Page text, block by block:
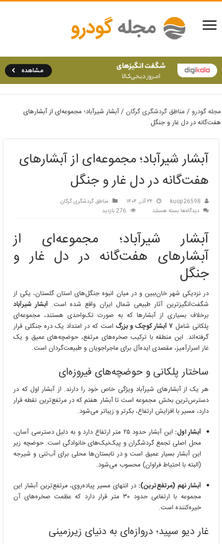
مجله گودرو / مناطق گردشگری گرگان/آبشار شیرآباد؛ مجموعه‌ای از آبشارهای
هفت‌گانه در دل غار و جنگل
آبشار شیرآباد؛ مجموعه‌ای از آبشارهای
هفت‌گانه در دل غار و جنگل
kuop26598 ۲۴ آذر, ۱۴۰۴
مناطق گردشگری گرگان
دیدگاه‌هابرای
مجموعه‌ای
آبشارهای
غار
و
جنگل
بسته هستند 276 بازدید
آبشار شیرآباد؛ مجموعه‌ای از
آبشارهای هفت‌گانه در دل غار و
جنگل
در نزدیکی شهر خان‌ببین و در میان انبوه جنگل‌های استان گلستان، یکی از
شگفت‌انگیزترین آثار طبیعی شمال ایران واقع شده است.آبشار شیرآباد
برخلاف بسیاری از آبشارها که به صورت تک‌واحدی هستند، مجموعه‌ای
پلکانی شامل ۷ آبشار کوچک و بزرگ
است که در امتداد یک دره جنگلی قرار
گرفته‌اند. این منطقه با ترکیب صخره‌های مرتفع، حوضچه‌های عمیق و یک
غار اسرارآمیز، مقصدی ایده‌آل برای ماجراجویان و طبیعت‌گردان است.
ساختار پلکانی و حوضچه‌های فیروزه‌ای
هر یک از آبشارهای شیرآباد ویژگی خاص خود را دارند. از آبشار اول که در
دسترس‌ترین بخش مجموعه است تا آبشار هفتم که در مرتفع‌ترین نقطه قرار
دارد، مسیر با افزایش ارتفاع، بکرتر و زیباتر می‌شود.
آبشار اول:
این آبشار حدود ۲۵ متر ارتفاع دارد و به دلیل دسترسی آسان،
محل اصلی تجمع گردشگران و پیک‌نیک‌های خانوادگی است. حوضچه زیر
این آبشار بسیار عمیق است و در تابستان‌ها محلی برای آب‌تنی و شیرجه
(البته با احتیاط فراوان) محسوب می‌شود.
آبشار نهم (مرتفع‌ترین): در انتهای مسیر پیاده‌روی، مرتفع‌ترین آبشار این
مجموعه با ارتفاعی حدود ۳۰ متر قرار دارد که عظمت صخره‌های آن
خیره‌کننده است.
غار دیو سپید؛ دروازه‌ای به دنیای زیرزمینی